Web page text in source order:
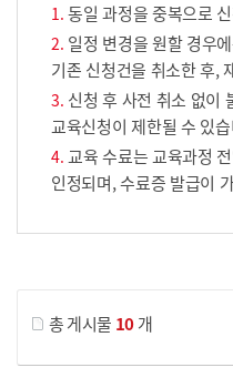
동일 과정을 중복으로
일정 변경을 원할 경우
기존 신청건을 취소한 후,
신청 후 사전 취소 없이
교육신청이 제한될 수 있
교육 수료는 교육과정
인정되며, 수료증 발급이
총 게시물 10개